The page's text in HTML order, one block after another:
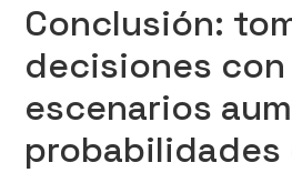
Conclusión:
decisiones con
escenarios